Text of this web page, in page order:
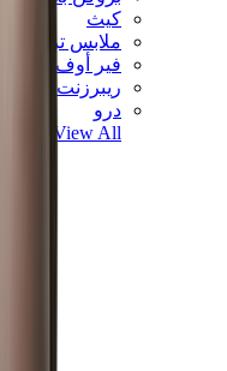
كيث
ملابس
فير أوف غاد ×
ريبرزنت
درو
View All